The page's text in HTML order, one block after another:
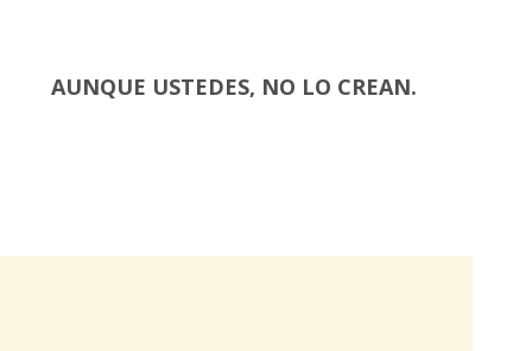
AUNQUE USTEDES, NO LO CREAN.